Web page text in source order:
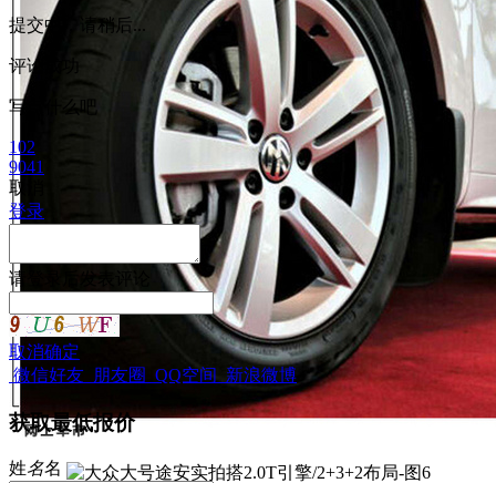
提交中，请稍后...
评论成功
写点什么吧
102
9041
取消
登录
请 后发表评论
取消确定
微信好友 朋友圈 QQ空间 新浪微博
获取最低报价
姓名名